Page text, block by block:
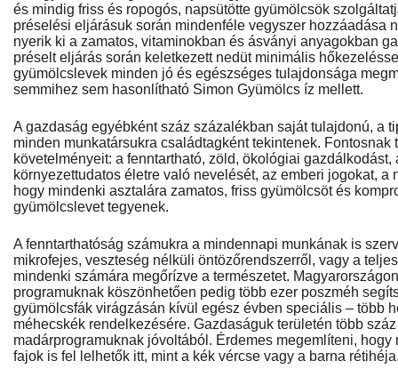
és mindig friss és ropogós, napsütötte gyümölcsök
préselési eljárásuk során mindenféle vegyszer hozzáadása
nyerik ki a zamatos, vitaminokban és ásványi anyagokban
préselt eljárás során keletkezett nedüt minimális
gyümölcslevek minden jó és egészséges tulajdonsága
semmihez sem hasonlítható Simon Gyümölcs íz mellett.
A gazdaság egyébként száz százalékban saját tulajdonú, a
minden munkatársukra családtagként tekintenek. Fontosnak
követelményeit: a fenntartható, zöld, ökológiai gazdálkodást,
környezettudatos életre való nevelését, az emberi jogokat, a
hogy mindenki asztalára zamatos, friss gyümölcsöt és
gyümölcslevet tegyenek.
A fenntarthatóság számukra a mindennapi munkának is
mikrofejes, veszteség nélküli öntözőrendszerről, vagy a
mindenki számára megőrízve a természetet.
programuknak köszönhetően pedig több ezer poszméh
gyümölcsfák virágzásán kívül egész évben speciális – több
méhecskék rendelkezésére. Gazdaságuk területén több
madárprogramuknak jóvoltából. Érdemes megemlíteni, hogy
fajok is fel lelhetők itt, mint a kék vércse vagy a barna